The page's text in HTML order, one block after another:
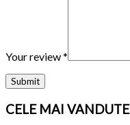
Your review*
CELE MAI VANDUTE